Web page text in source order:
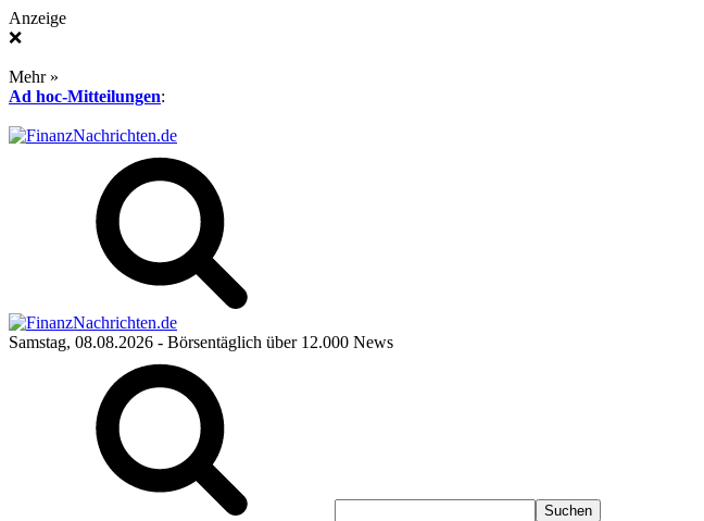
Anzeige
❌
Mehr »
Ad hoc-Mitteilungen:
Samstag, 08.08.2026 - Börsentäglich über 12.000 News